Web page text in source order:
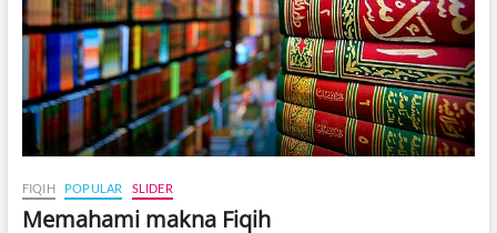
FIQIH POPULAR SLIDER
Memahami makna Fiqih